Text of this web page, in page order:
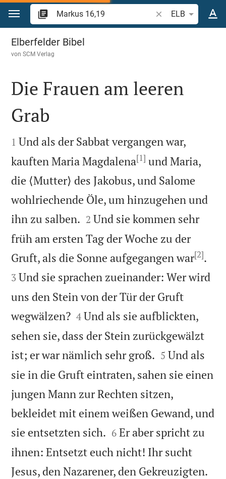
Zum Inhalt springen
Bibelstelle oder
ELB
Markus 16
Elberfelder Bibel
vonSCM Verlag

Die Frauen am leeren
Grab

1 Und als der Sabbat vergangen war,
kauften Maria Magdalena[1] und Maria,
die ⟨Mutter⟩ des Jakobus, und Salome
wohlriechende Öle, um hinzugehen und
ihn zu salben. 

2 Und sie kommen sehr
früh am ersten Tag der Woche zu der
Gruft, als die Sonne aufgegangen war[2].
3 Und sie sprachen zueinander: Wer wird
uns den Stein von der Tür der Gruft
wegwälzen?
4 Und als sie aufblickten,
sehen sie, dass der Stein zurückgewälzt
ist; er war nämlich sehr groß. 

5 Und als
sie in die Gruft eintraten, sahen sie einen
jungen Mann zur Rechten sitzen,
bekleidet mit einem weißen Gewand, und
sie entsetzten sich. 

6 Er aber spricht zu
ihnen: Entsetzt euch nicht! Ihr sucht
Jesus, den Nazarener, den Gekreuzigten.